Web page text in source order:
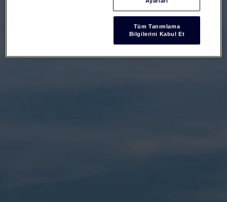
Tüm Tanımlama
Bilgilerini Kabul Et